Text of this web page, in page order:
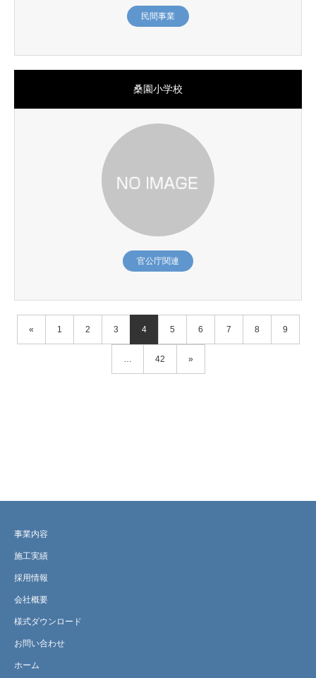
民間事業
桑園小学校
官公庁関連
« 1 2 3 4 5 6 7 8 9
… 42 »
事業内容
施工実績
採用情報
会社概要
様式ダウンロード
お問い合わせ
ホーム